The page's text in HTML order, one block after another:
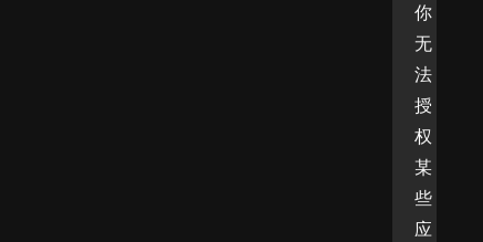
你
无
法
授
权
某
些
应